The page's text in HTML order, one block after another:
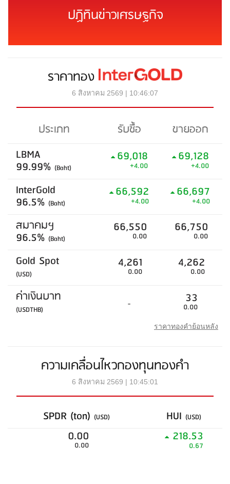
ปฏิทินข่าวเศรษฐกิจ
ราคาทอง
6 สิงหาคม 2569 | 10:46:07
ประเภท รับซื้อ
ขายออก
LBMA
99.99% (Baht)
69,018
+4.00
69,128
+4.00
InterGold
96.5% (Baht)
66,592
+4.00
66,697
+4.00
สมาคมฯ
96.5% (Baht)
66,550
0.00
66,750
0.00
Gold Spot
(USD)
4,261
0.00
4,262
0.00
ค่าเงินบาท
(USDTHB) - 33
0.00
ราคาทองคำย้อนหลัง
ความเคลื่อนไหวกองทุนทองคำ
6 สิงหาคม 2569 | 10:45:01
SPDR (ton) (USD) HUI (USD)
0.00
0.00
218.53
0.67